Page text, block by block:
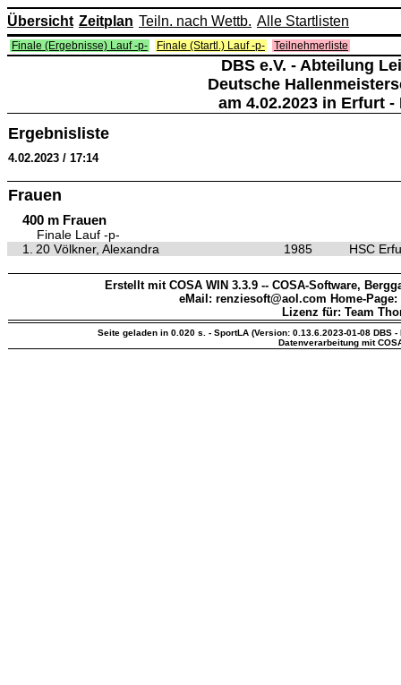
Übersicht Zeitplan Teiln. nach Wettb. Alle Startlisten
Finale (Ergebnisse) Lauf -p- Finale (Startl.) Lauf -p- Teilnehmerliste
DBS e.V. - Abteilung
Deutsche
am 4.02.2023 in Erfurt
Ergebnisliste
4.02.2023 / 17:14
Frauen
400 m Frauen
Finale Lauf -p-
1.
20 Völkner, Alexandra 1985 HSC
Erstellt mit COSA WIN 3.3.9 -- COSA-Software,
eMail: renziesoft@aol.com Home-Page:
Lizenz für: Team
Seite geladen in 0.020 s. - SportLA (Version: 0.13.6.2023-01-08 DBS
Datenverarbeitung mit